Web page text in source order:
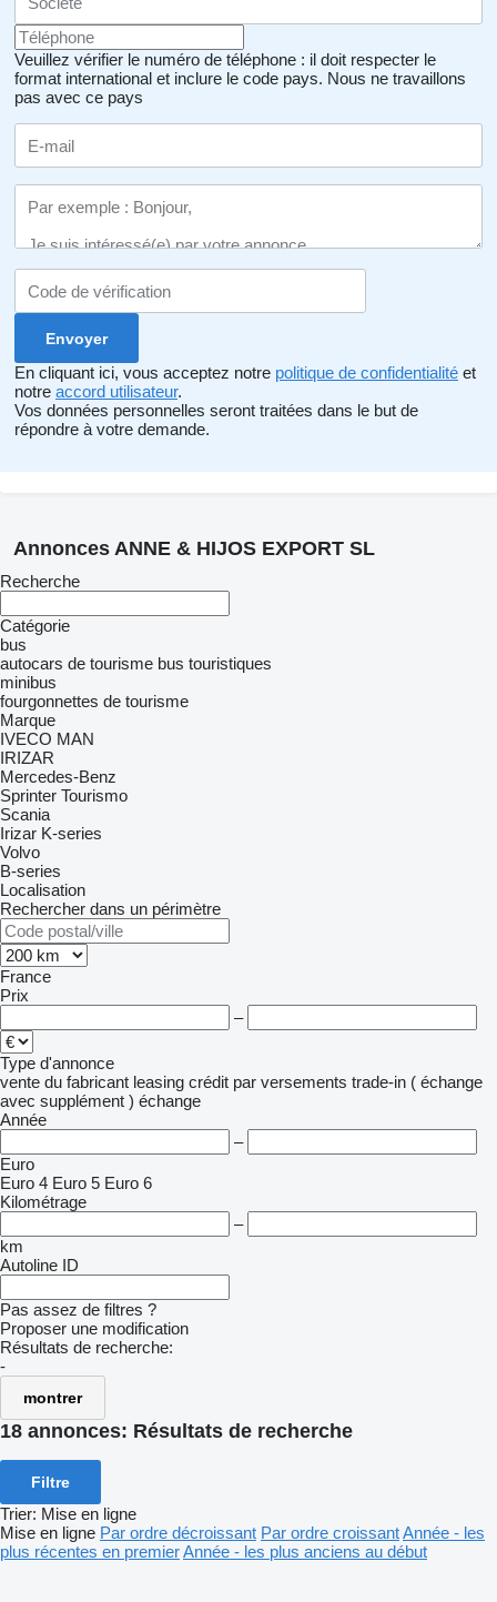
Veuillez vérifier le numéro de téléphone : il doit respecter le
format international et inclure le code pays. Nous ne travaillons
pas avec ce pays
En cliquant ici, vous acceptez notre politique de confidentialité et
notre accord utilisateur.
Vos données personnelles seront traitées dans le but de
répondre à votre demande.
Annonces ANNE & HIJOS EXPORT SL
Recherche
Catégorie
bus
autocars de tourisme bus touristiques
minibus
fourgonnettes de tourisme
Marque
IVECO MAN
IRIZAR
Mercedes-Benz
Sprinter Tourismo
Scania
Irizar K-series
Volvo
B-series
Localisation
Rechercher dans un périmètre
France
Prix
–
Type d'annonce
vente du fabricant leasing crédit par versements trade-in ( échange
avec supplément ) échange
Année
–
Euro
Euro 4 Euro 5 Euro 6
Kilométrage
–
km
Autoline ID
Pas assez de filtres ?
Proposer une modification
Résultats de recherche:
-
montrer
18 annonces: Résultats de recherche
Filtre
Trier: Mise en ligne
Mise en ligne Par ordre décroissant Par ordre croissantAnnée - les
plus récentes en premierAnnée - les plus anciens au début